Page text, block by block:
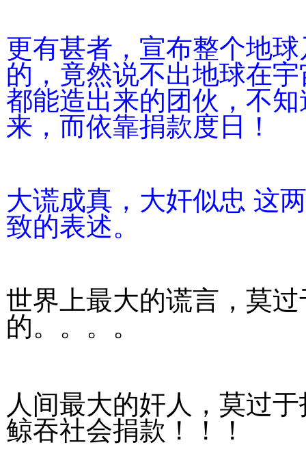
更有甚者，宣布整个地
的，竟然说不出地球在
都能造出来的团伙，不
来，而依靠捐款度日！
大谎成真，大奸似忠 这
致的表述。
世界上最大的谎言，莫
的。。。。
人间最大的奸人，莫过
鲸吞社会捐款！！！